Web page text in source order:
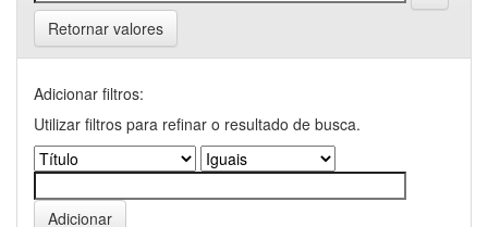
Retornar valores
Adicionar filtros:
Utilizar filtros para refinar o resultado de busca.